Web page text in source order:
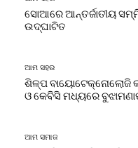
ସୋଆରେ ଆନ୍ତର୍ଜାତୀୟ
ଉଦ୍‌ଘାଟିତ
ଆମ ସହର
ଶିଳ୍ପ ବାୟୋଟେକ୍ନୋଲୋଜି
ଓ କେବିସି ମଧ୍ୟରେ
ଆମ ସମାଜ